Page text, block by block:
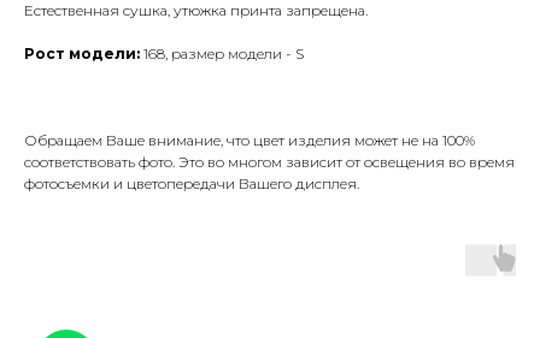
Естественная сушка, утюжка принта запрещена.
Рост модели: 168, размер модели - S
Обращаем Ваше внимание, что цвет изделия может не на 100%
соответствовать фото. Это во многом зависит от освещения во время
фотосъемки и цветопередачи Вашего дисплея.